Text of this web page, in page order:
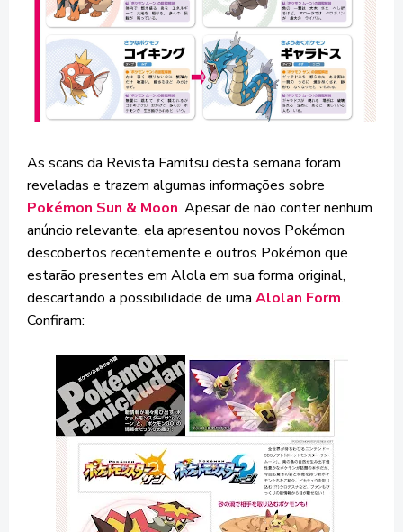
As scans da Revista Famitsu desta semana foram
reveladas e trazem algumas informações sobre
Pokémon Sun & Moon. Apesar de não conter nenhum
anúncio relevante, ela apresentou novos Pokémon
descobertos recentemente e outros Pokémon que
estarão presentes em Alola em sua forma original,
descartando a possibilidade de uma Alolan Form.
Confiram: